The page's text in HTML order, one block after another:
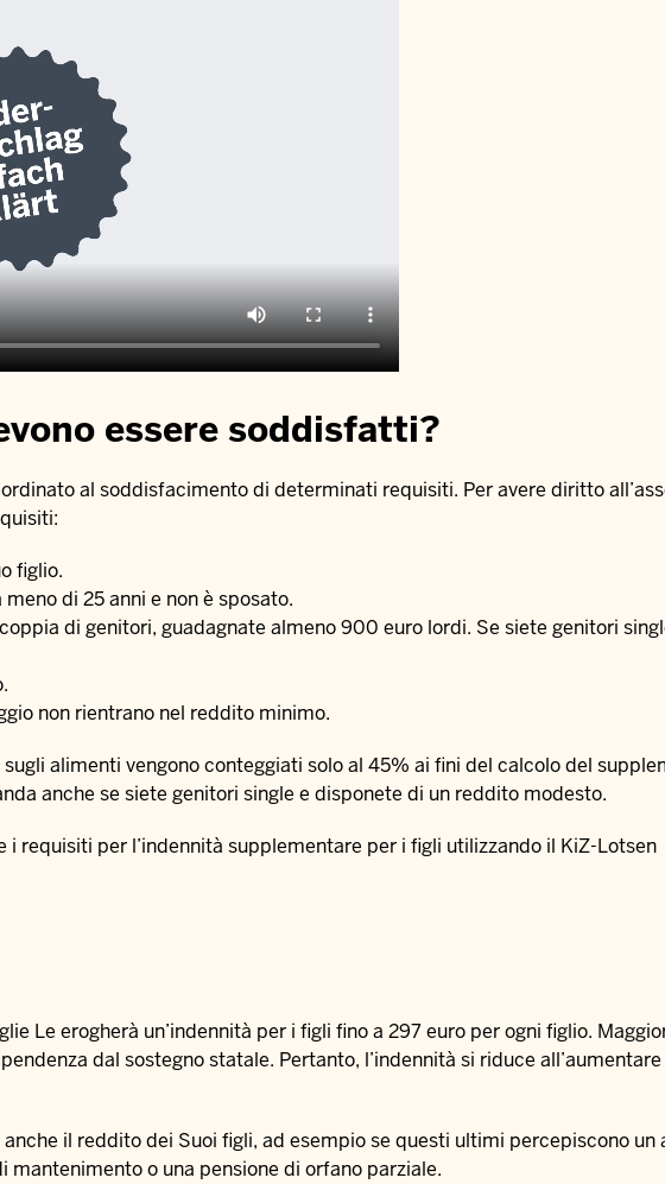
essere soddisfatti?
al soddisfacimento di determinati requisiti. Per avere diritto
figlio.
di 25 anni e non è sposato.
di genitori, guadagnate almeno 900 euro lordi. Se siete genitori
non rientrano nel reddito minimo.
alimenti vengono conteggiati solo al 45% ai fini del calcolo del
anche se siete genitori single e disponete di un reddito modesto.
requisiti per l’indennità supplementare per i figli utilizzando il KiZ-Lotsen
Le erogherà un’indennità per i figli fino a 297 euro per ogni figlio.
dal sostegno statale. Pertanto, l’indennità si riduce
il reddito dei Suoi figli, ad esempio se questi ultimi percepiscono un
mantenimento o una pensione di orfano parziale.